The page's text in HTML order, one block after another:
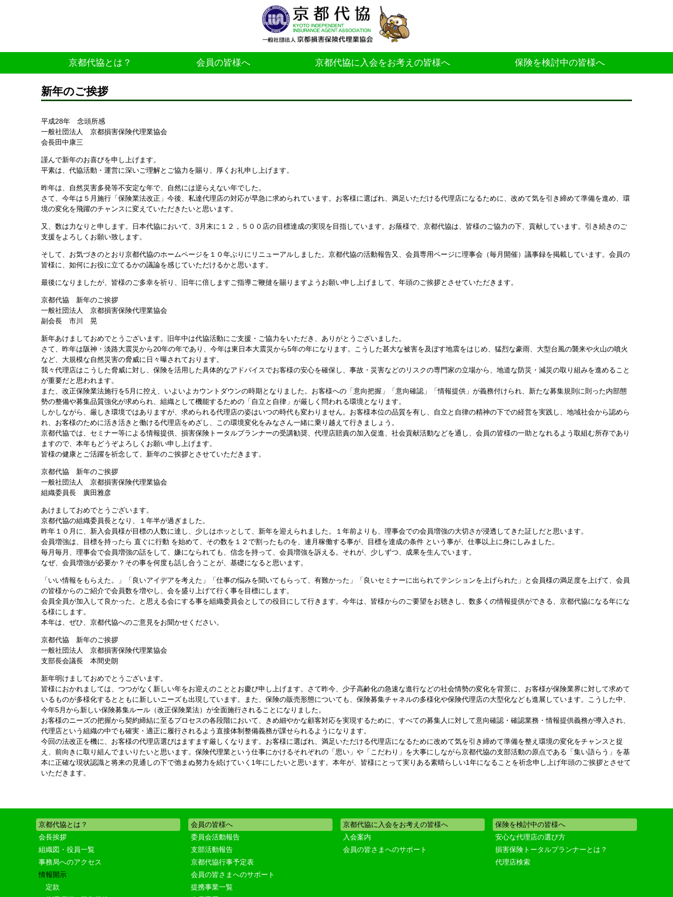
京都代協とは？ 会員の皆様へ 京都代協に入会をお考えの皆様へ 保険を検討中の皆様へ
新年のご挨拶
平成28年 念頭所感
一般社団法人 京都損害保険代理業協会
会長田中康三
謹んで新年のお喜びを申し上げます。
平素は、代協活動・運営に深いご理解とご協力を賜り、厚くお礼申し上げます。
昨年は、自然災害多発等不安定な年で、自然には逆らえない年でした。
さて、今年は５月施行「保険業法改正」今後、私達代理店の対応が早急に求められています。お客様に選ばれ、満足いただける代理店になるために、改めて気を引き締めて準備を進め、環
境の変化を飛躍のチャンスに変えていただきたいと思います。
又、数は力なりと申します。日本代協において、3月末に１２，５００店の目標達成の実現を目指しています。お蔭様で、京都代協は、皆様のご協力の下、貢献しています。引き続きのご
支援をよろしくお願い致します。
そして、お気づきのとおり京都代協のホームページを１０年ぶりにリニューアルしました。京都代協の活動報告又、会員専用ページに理事会（毎月開催）議事録を掲載しています。会員の
皆様に、如何にお役に立てるかの議論を感じていただけるかと思います。
最後になりましたが、皆様のご多幸を祈り、旧年に倍しますご指導ご鞭撻を賜りますようお願い申し上げまして、年頭のご挨拶とさせていただきます。
京都代協 新年のご挨拶
一般社団法人 京都損害保険代理業協会
副会長 市川 晃
新年あけましておめでとうございます。旧年中は代協活動にご支援・ご協力をいただき、ありがとうございました。
さて、昨年は阪神・淡路大震災から20年の年であり、今年は東日本大震災から5年の年になります。こうした甚大な被害を及ぼす地震をはじめ、猛烈な豪雨、大型台風の襲来や火山の噴火
など、大規模な自然災害の脅威に日々曝されております。
我々代理店はこうした脅威に対し、保険を活用した具体的なアドバイスでお客様の安心を確保し、事故・災害などのリスクの専門家の立場から、地道な防災・減災の取り組みを進めること
が重要だと思われます。
また、改正保険業法施行を5月に控え、いよいよカウントダウンの時期となりました。お客様への「意向把握」「意向確認」「情報提供」が義務付けられ、新たな募集規則に則った内部態
勢の整備や募集品質強化が求められ、組織として機能するための「自立と自律」が厳しく問われる環境となります。
しかしながら、厳しき環境ではありますが、求められる代理店の姿はいつの時代も変わりません。お客様本位の品質を有し、自立と自律の精神の下での経営を実践し、地域社会から認めら
れ、お客様のために活き活きと働ける代理店をめざし、この環境変化をみなさん一緒に乗り越えて行きましょう。
京都代協では、セミナー等による情報提供、損害保険トータルプランナーの受講勧奨、代理店賠責の加入促進、社会貢献活動などを通し、会員の皆様の一助となれるよう取組む所存であり
ますので、本年もどうぞよろしくお願い申し上げます。
皆様の健康とご活躍を祈念して、新年のご挨拶とさせていただきます。
京都代協 新年のご挨拶
一般社団法人 京都損害保険代理業協会
組織委員長 廣田雅彦
あけましておめでとうございます。
京都代協の組織委員長となり、１年半が過ぎました。
昨年１０月に、新入会員様が目標の人数に達し、少しはホッとして、新年を迎えられました。１年前よりも、理事会での会員増強の大切さが浸透してきた証しだと思います。
会員増強は、目標を持ったら 直ぐに行動 を始めて、その数を１２で割ったものを、連月稼働する事が、目標を達成の条件 という事が、仕事以上に身にしみました。
毎月毎月、理事会で会員増強の話をして、嫌になられても、信念を持って、会員増強を訴える。それが、少しずつ、成果を生んでいます。
なぜ、会員増強が必要か？その事を何度も話し合うことが、基礎になると思います。
「いい情報をもらえた。」「良いアイデアを考えた」「仕事の悩みを聞いてもらって、有難かった」「良いセミナーに出られてテンションを上げられた」と会員様の満足度を上げて、会員
の皆様からのご紹介で会員数を増やし、会を盛り上げて行く事を目標にします。
会員全員が加入して良かった。と思える会にする事を組織委員会としての役目にして行きます。今年は、皆様からのご要望をお聴きし、数多くの情報提供ができる、京都代協になる年にな
る様にします。
本年は、ぜひ、京都代協へのご意見をお聞かせください。
京都代協 新年のご挨拶
一般社団法人 京都損害保険代理業協会
支部長会議長 本間史朗
新年明けましておめでとうございます。
皆様におかれましては、つつがなく新しい年をお迎えのこととお慶び申し上げます。さて昨今、少子高齢化の急速な進行などの社会情勢の変化を背景に、お客様が保険業界に対して求めて
いるものが多様化するとともに新しいニーズも出現しています。また、保険の販売形態についても、保険募集チャネルの多様化や保険代理店の大型化なども進展しています。こうした中、
今年5月から新しい保険募集ルール（改正保険業法）が全面施行されることになりました。
お客様のニーズの把握から契約締結に至るプロセスの各段階において、きめ細やかな顧客対応を実現するために、すべての募集人に対して意向確認・確認業務・情報提供義務が導入され、
代理店という組織の中でも確実・適正に履行されるよう直接体制整備義務が課せられるようになります。
今回の法改正を機に、お客様の代理店選びはますます厳しくなります。お客様に選ばれ、満足いただける代理店になるために改めて気を引き締めて準備を整え環境の変化をチャンスと捉
え、前向きに取り組んでまいりたいと思います。保険代理業という仕事にかけるそれぞれの「思い」や「こだわり」を大事にしながら京都代協の支部活動の原点である「集い語らう」を基
本に正確な現状認識と将来の見通しの下で弛まぬ努力を続けていく1年にしたいと思います。本年が、皆様にとって実りある素晴らしい1年になることを祈念申し上げ年頭のご挨拶とさせて
いただきます。
京都代協とは？
会長挨拶
組織図・役員一覧
事務局へのアクセス
情報開示
定款
会員の皆様へ
委員会活動報告
支部活動報告
京都代協行事予定表
会員の皆さまへのサポート
提携事業一覧
京都代協に入会をお考えの皆様へ
入会案内
会員の皆さまへのサポート
保険を検討中の皆様へ
安心な代理店の選び方
損害保険トータルプランナーとは？
代理店検索